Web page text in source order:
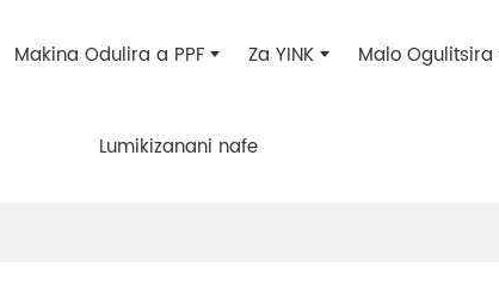
Makina Odulira a PPF Za YINK Malo Ogulitsira
Lumikizanani nafe